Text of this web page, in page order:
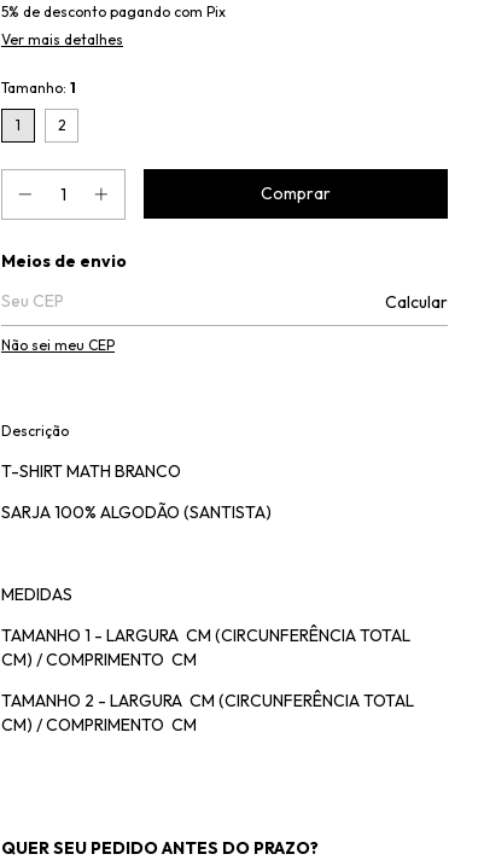
5% de desconto pagando com Pix
Ver mais detalhes
Tamanho: 1
1 2
Entregas para o CEP:
Meios de envio
Calcular
Não sei meu CEP
Descrição
T-SHIRT MATH BRANCO
SARJA 100% ALGODÃO (SANTISTA)
MEDIDAS
TAMANHO 1 - LARGURA CM (CIRCUNFERÊNCIA TOTAL
CM) / COMPRIMENTO CM
TAMANHO 2 - LARGURA CM (CIRCUNFERÊNCIA TOTAL
CM) / COMPRIMENTO CM
QUER SEU PEDIDO ANTES DO PRAZO?